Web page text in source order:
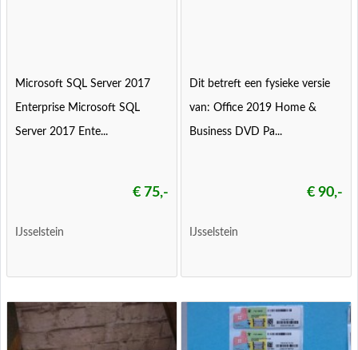
Microsoft SQL Server 2017
Enterprise Microsoft SQL
Server 2017 Ente...
€ 75,-
IJsselstein
Dit betreft een fysieke versie
van: Office 2019 Home &
Business DVD Pa...
€ 90,-
IJsselstein